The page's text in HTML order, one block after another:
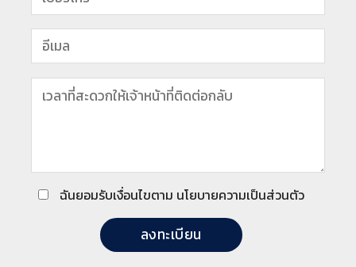
ฉันยอมรับเงื่อนไขตาม นโยบายความเป็นส่วนตัว